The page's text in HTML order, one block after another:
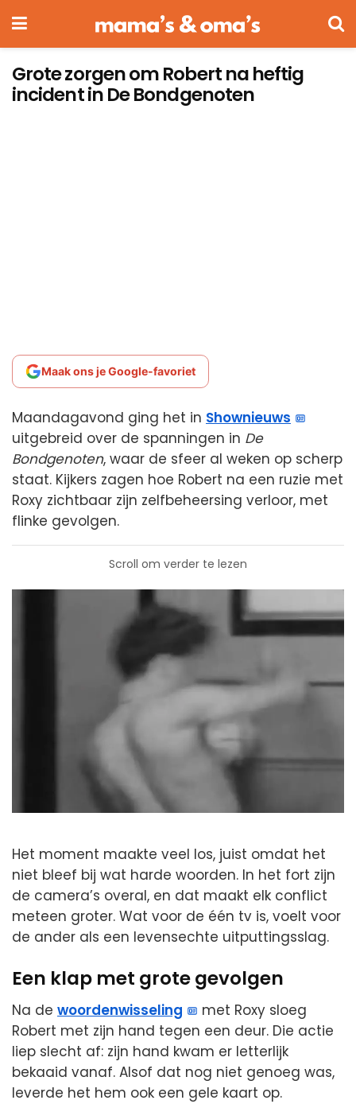
Grote zorgen om Robert na heftig
incident in De Bondgenoten
Maak ons je Google-favoriet
Maandagavond ging het in Shownieuws
uitgebreid over de spanningen in De
Bondgenoten, waar de sfeer al weken op scherp
staat. Kijkers zagen hoe Robert na een ruzie met
Roxy zichtbaar zijn zelfbeheersing verloor, met
flinke gevolgen.
Scroll om verder te lezen
Het moment maakte veel los, juist omdat het
niet bleef bij wat harde woorden. In het fort zijn
de camera’s overal, en dat maakt elk conflict
meteen groter. Wat voor de één tv is, voelt voor
de ander als een levensechte uitputtingsslag.
Een klap met grote gevolgen
Na de woordenwisseling
met Roxy sloeg
Robert met zijn hand tegen een deur. Die actie
liep slecht af: zijn hand kwam er letterlijk
bekaaid vanaf. Alsof dat nog niet genoeg was,
leverde het hem ook een gele kaart op.